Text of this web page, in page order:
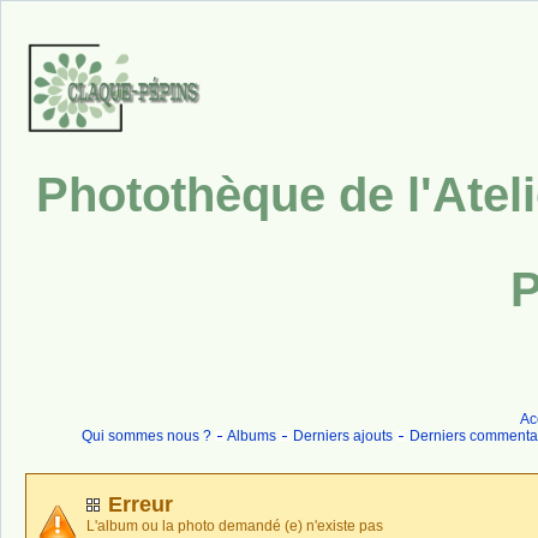
Photothèque de
Qui sommes nous ?
Albums Derniers ajouts Derniers
Erreur
L'album ou la photo demandé (e) n'existe pas